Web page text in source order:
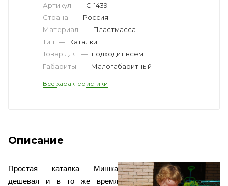
Артикул — С-1439
Страна — Россия
Материал — Пластмасса
Тип — Каталки
Товар для — подходит всем
Габариты — Малогабаритный
Все характеристики
Описание
Простая каталка Мишка
дешевая и в то же время